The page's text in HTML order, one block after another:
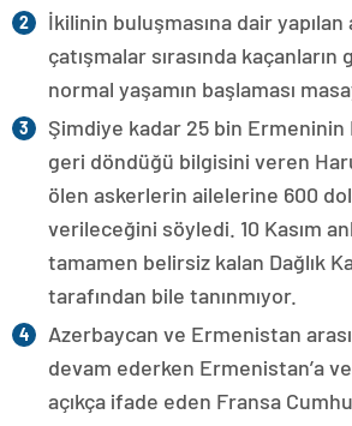
İkilinin buluşmasına dair yapılan
çatışmalar sırasında
normal yaşamın başlaması
Şimdiye kadar 25 bin Ermeninin
geri döndüğü bilgisini veren
ölen askerlerin ailelerine 600
verileceğini söyledi. 10 Kasım
tamamen belirsiz kalan Dağlık
tarafından bile tanınmıyor.
Azerbaycan ve Ermenistan
devam ederken Ermenistan’a
açıkça ifade eden Fransa